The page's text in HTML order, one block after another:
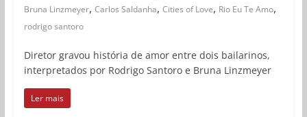
Bruna Linzmeyer, Carlos Saldanha, Cities of Love, Rio Eu Te Amo,
rodrigo santoro
Diretor gravou história de amor entre dois bailarinos,
interpretados por Rodrigo Santoro e Bruna Linzmeyer
Ler mais